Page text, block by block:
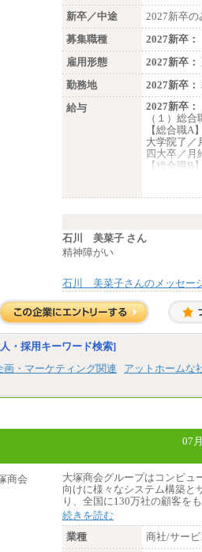
新卒／中途
2027新卒
募集職種
2027新卒：
雇用形態
2027新卒：
勤務地
2027新卒：
給与
2027新卒：
（１）総合
【総合職A】
大学院了／
四大卒／月
【総合職B】
大学院了
四大卒／月
石川 美菜子 さん
精神障がい
石川 美菜子さんのメッセー
・採用キーワード検索]
画・マーケティング関連 アットホームな
07
大塚商会グループはコンピュ
向けに様々なシステム構築と
り、全国に130万社の顧客を
続きを読む
業種
商社/サー